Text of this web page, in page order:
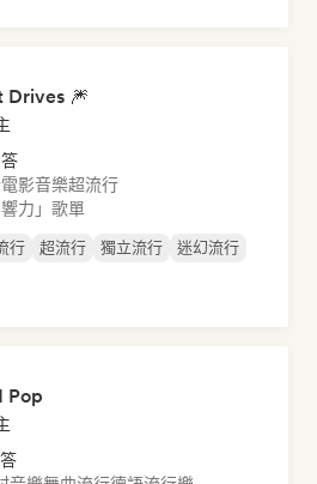
Drives 🎆
電影音樂超流行
力」歌單
行 超流行 獨立流行
迷幻流行
Pop